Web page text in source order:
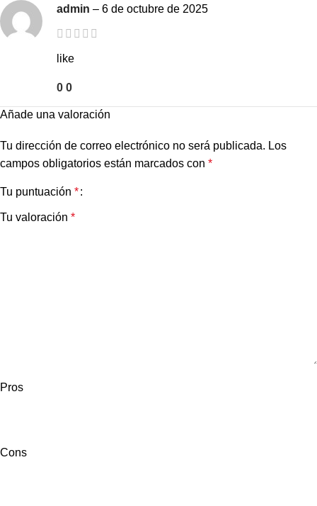
admin – 6 de octubre de 2025
like
0 0
Añade una valoración
Tu dirección de correo electrónico no será publicada. Los
campos obligatorios están marcados con *
Tu puntuación *
Tu valoración *
Pros
Cons